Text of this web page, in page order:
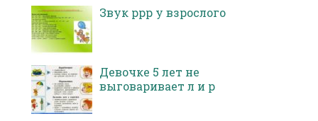
Звук ррр у взрослого
Девочке 5 лет не
выговаривает л и р